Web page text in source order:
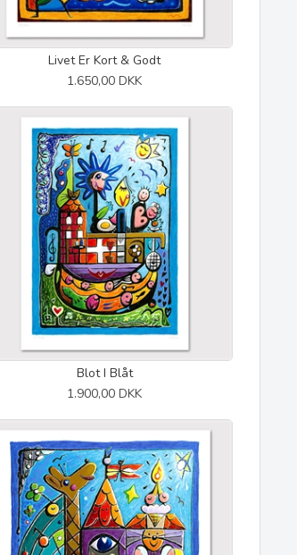
Livet Er Kort & Godt
1.650,00 DKK
Blot I Blåt
1.900,00 DKK